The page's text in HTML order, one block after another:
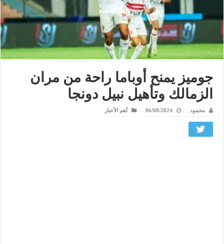
جوميز يمنح أوباما راحة من مران
الزمالك وتأهيل نبيل دونجا
محمود 06/08/2024 أهم الأخبار